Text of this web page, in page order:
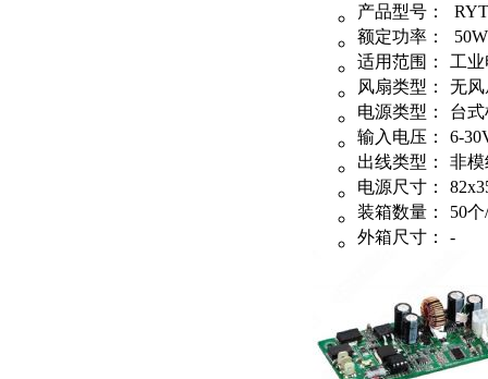
产品型号：
额定功率：
50W
适用范围：
工
风扇类型：
无风
电源类型：
台
输入电压：
6-
出线类型：
非
电源尺寸：
装箱数量：
50
外箱尺寸：
-